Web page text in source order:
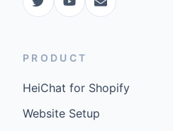
PRODUCT
HeiChat for Shopify
Website Setup